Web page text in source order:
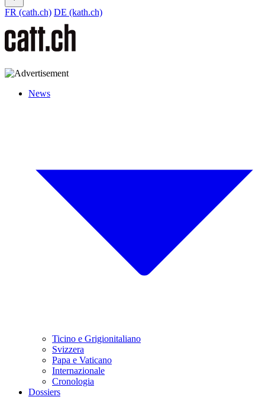
FR (cath.ch) DE (kath.ch)
News
Ticino e Grigionitaliano
Svizzera
Papa e Vaticano
Internazionale
Cronologia
Dossiers